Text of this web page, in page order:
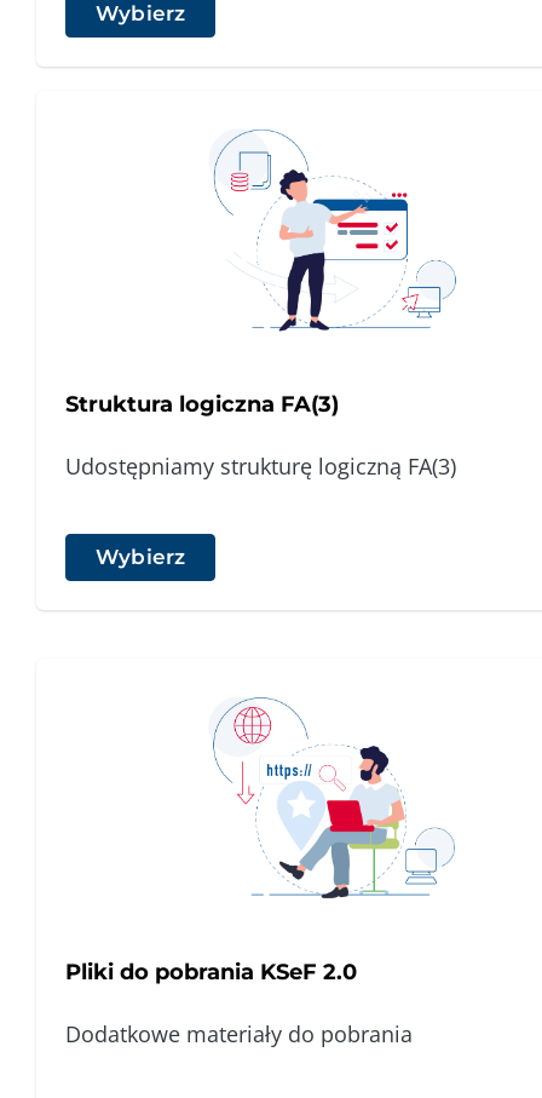
Wybierz
Struktura logiczna FA(3)
Udostępniamy strukturę logiczną FA(3)
Wybierz
Pliki do pobrania KSeF 2.0
Dodatkowe materiały do pobrania